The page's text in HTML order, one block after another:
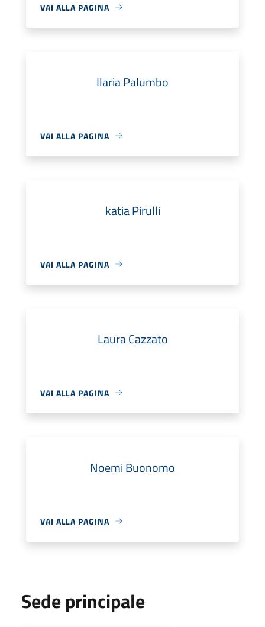
VAI ALLA PAGINA
Ilaria Palumbo
VAI ALLA PAGINA
katia Pirulli
VAI ALLA PAGINA
Laura Cazzato
VAI ALLA PAGINA
Noemi Buonomo
VAI ALLA PAGINA
Sede principale